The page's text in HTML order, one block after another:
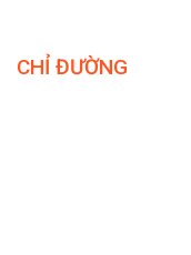
CHỈ ĐƯỜNG